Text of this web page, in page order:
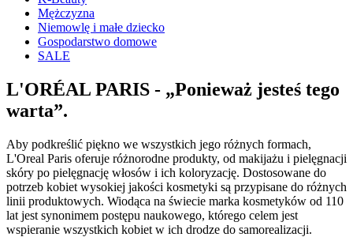
Mężczyzna
Niemowlę i małe dziecko
Gospodarstwo domowe
SALE
L'ORÉAL PARIS - „Ponieważ jesteś tego
warta”.
Aby podkreślić piękno we wszystkich jego różnych formach,
L'Oreal Paris oferuje różnorodne produkty, od makijażu i pielęgnacji
skóry po pielęgnację włosów i ich koloryzację. Dostosowane do
potrzeb kobiet wysokiej jakości kosmetyki są przypisane do różnych
linii produktowych. Wiodąca na świecie marka kosmetyków od 110
lat jest synonimem postępu naukowego, którego celem jest
wspieranie wszystkich kobiet w ich drodze do samorealizacji.